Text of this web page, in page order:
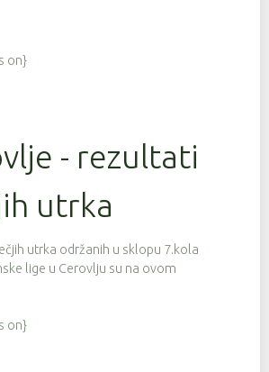
on}
- rezultati
utrka
utrka održanih u sklopu 7.kola
lige u Cerovlju su na ovom
on}